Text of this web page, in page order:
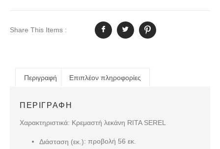
Share This Items :
Περιγραφή Επιπλέον πληροφορίες
ΠΕΡΙΓΡΑΦΉ
Χαρακτηριστικά: Kρεμαστή λεκάνη RITA SEREL
Διάσταση (εκ.): προβολή 56 εκ.